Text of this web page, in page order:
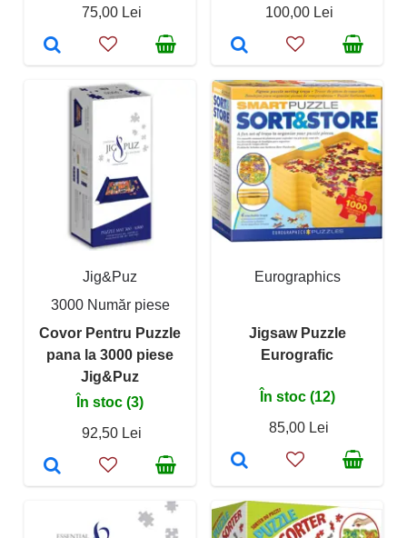
75,00 Lei 100,00 Lei
Jig&Puz
3000 Număr piese
Covor Pentru Puzzle
pana la 3000 piese
Jig&Puz
În stoc (3)
92,50 Lei
Eurographics
Jigsaw Puzzle
Eurografic
În stoc (12)
85,00 Lei